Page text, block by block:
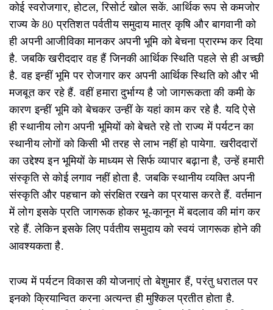
कोई स्वरोजगार, होटल, रिसोर्ट खोल सकें. आर्थिक रूप से कमजोर
राज्य के 80 प्रतिशत पर्वतीय समुदाय मात्र कृषि और बागवानी को
ही अपनी आजीविका मानकर अपनी भूमि को बेचना प्रारम्भ कर दिया
है. जबकि खरीददार वह हैं जिनकी आर्थिक स्थिति पहले से ही अच्छी
है. वह इन्हीं भूमि पर रोजगार कर अपनी आर्थिक स्थिति को और भी
मजबूत कर रहे हैं. वहीं हमारा दुर्भाग्य है जो जागरूकता की कमी के
कारण इन्हीं भूमि को बेचकर उन्हीं के यहां काम कर रहे है. यदि ऐसे
ही स्थानीय लोग अपनी भूमियों को बेचते रहे तो राज्य में पर्यटन का
स्थानीय लोगों को किसी भी तरह से लाभ नहीं हो पायेगा. खरीददारों
का उद्देश्य इन भूमियों के माध्यम से सिर्फ व्यापार बढ़ाना है, उन्हें हमारी
संस्कृति से कोई लगाव नहीं होता है. जबकि स्थानीय व्यक्ति अपनी
संस्कृति और पहचान को संरक्षित रखने का प्रयास करते हैं. वर्तमान
में लोग इसके प्रति जागरूक होकर भू-कानून में बदलाव की मांग कर
रहे हैं. लेकिन इसके लिए पर्वतीय समुदाय को स्वयं जागरूक होने की
आवश्यकता है.
राज्य में पर्यटन विकास की योजनाएं तो बेशुमार हैं, परंतु धरातल पर
इनको क्रियान्वित करना अत्यन्त ही मुश्किल प्रतीत होता है.